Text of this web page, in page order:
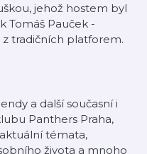
jehož hostem byl
Tomáš Pauček -
tradičních platforem.
a další současní i
Panthers Praha,
témata,
života a mnoho